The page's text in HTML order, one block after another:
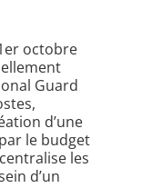
octobre
Guard
d’une
le budget
les
d’un